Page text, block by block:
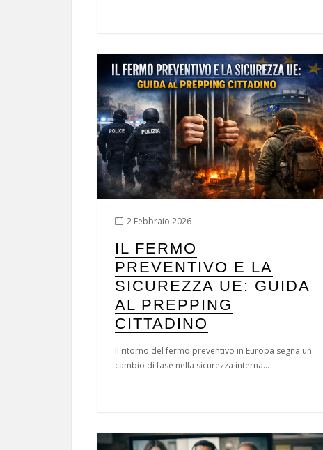
2 Febbraio 2026
IL FERMO
PREVENTIVO E LA
SICUREZZA UE: GUIDA
AL PREPPING
CITTADINO
Il ritorno del fermo preventivo in Europa segna un
cambio di fase nella sicurezza interna...